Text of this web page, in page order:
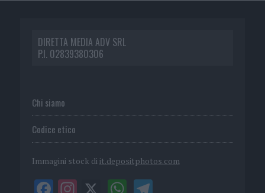
DIRETTA MEDIA ADV SRL
P.I. 02839380306
Chi siamo
Codice etico
Immagini stock di it.depositphotos.com